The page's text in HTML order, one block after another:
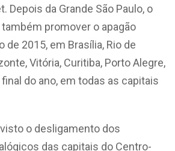
Depois da Grande São Paulo, o
promover o apagão
de 2015, em Brasília, Rio de
Vitória, Curitiba, Porto Alegre,
do ano, em todas as capitais
o desligamento dos
das capitais do Centro-